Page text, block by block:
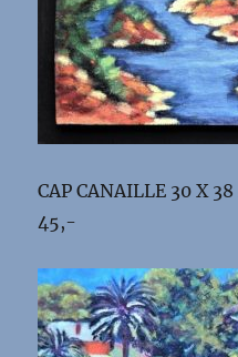
CAP CANAILLE 30 X
45,-